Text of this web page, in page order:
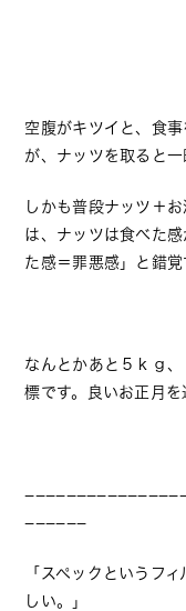
空腹がキツイと、食
が、ナッツを取ると一
しかも普段ナッツ＋
は、ナッツは食べた
た感＝罪悪感」と錯覚
なんとかあと５ｋｇ
標です。良いお正月を
−−−−−−
「スペックというフ
しい。」